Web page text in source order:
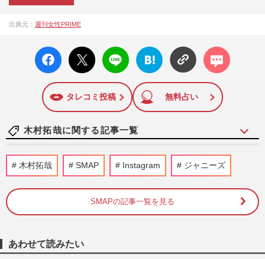
成27年）1月に開設された主婦と生活社が運営する日本のニュ
陣の執筆記事を配信するほか、女性週刊誌『週刊女性』の誌
面に掲載された記事から、インターネット利用者層にとって
特に関心の高い題材の記事を、WEB向けにリライトして配信
しています！
出典元： 週刊女性PRIME
facebo
ok い
X ポス
ト
LINE
はてな
ブック
に追加
コメン
ト
タレコミ投稿 無料占い
木村拓哉に関する記事一覧
《バレーボール日本代表》木村拓哉の長
女・Cocomiも私物公開で熱狂！「グッズ
週刊女性PRIME 2026/7/21
グ怒涛の10連勝で決勝T進出！グッズ“完
売続出”も、メルカリを飛…
木村拓哉 SMAP Instagram ジャニーズ
SMAPの記事一覧を見る
あわせて読みたい